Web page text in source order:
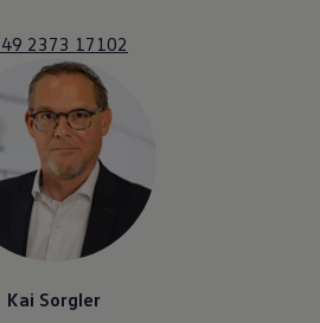
R
2373 17102
Kai Sorgler